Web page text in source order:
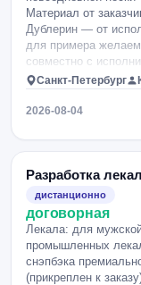
Материал от
Дублерин — от
для примера
совместно с
около 30000.
Санкт-Петербург
2026-08-04
Разработка лекал
дистанционно
договорная
Лекала: для
промышленных
снэпбэка
(прикреплен к